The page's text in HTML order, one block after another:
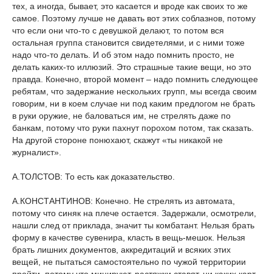
тех, а иногда, бывает, это касается и вроде как своих то же
самое. Поэтому лучше не давать вот этих соблазнов, потому
что если они что-то с девушкой делают, то потом вся
остальная группа становится свидетелями, и с ними тоже
надо что-то делать. И об этом надо помнить просто, не
делать каких-то иллюзий. Это страшные такие вещи, но это
правда. Конечно, второй момент – надо помнить следующее
ребятам, что задержание нескольких групп, мы всегда своим
говорим, ни в коем случае ни под каким предлогом не брать
в руки оружие, не баловаться им, не стрелять даже по
банкам, потому что руки пахнут порохом потом, так сказать.
На другой стороне понюхают, скажут «ты никакой не
журналист».
А.ТОЛСТОВ: То есть как доказательство.
А.КОНСТАНТИНОВ: Конечно. Не стрелять из автомата,
потому что синяк на плече остается. Задержали, осмотрели,
нашли след от приклада, значит ты комбатант. Нельзя брать
форму в качестве сувенира, класть в вещь-мешок. Нельзя
брать лишних документов, аккредитаций и всяких этих
вещей, не пытаться самостоятельно по чужой территории